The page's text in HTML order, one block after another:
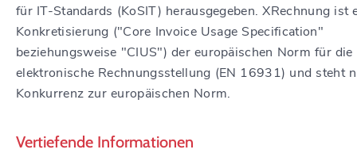
für IT-Standards (KoSIT) herausgegeben. XRechnung ist
Konkretisierung ("Core Invoice Usage Specification"
beziehungsweise "CIUS") der europäischen Norm für die
elektronische Rechnungsstellung (EN 16931) und steht
Konkurrenz zur europäischen Norm.
Vertiefende Informationen